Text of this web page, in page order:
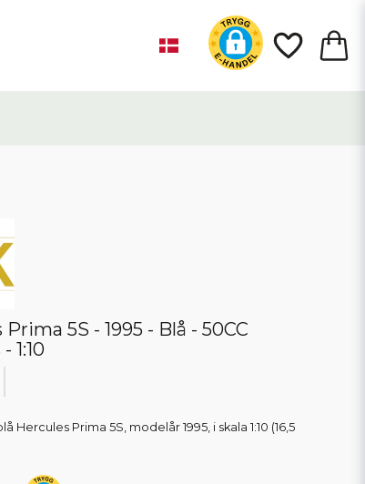
5S - 1995 - Blå - 50CC
1:10
Hercules Prima 5S, modelår 1995, i skala 1:10 (16,5